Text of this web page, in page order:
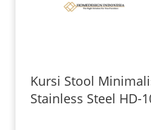
Kursi Stool
Stainless Steel HD-